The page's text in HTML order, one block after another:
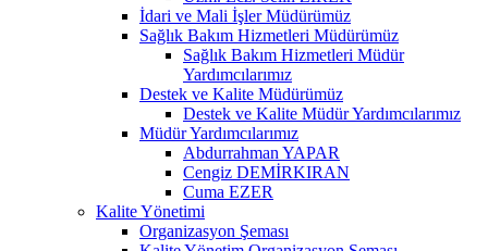
İdari ve Mali İşler Müdürümüz
Sağlık Bakım Hizmetleri Müdürümüz
Sağlık Bakım Hizmetleri Müdür
Yardımcılarımız
Destek ve Kalite Müdürümüz
Destek ve Kalite Müdür Yardımcılarımız
Müdür Yardımcılarımız
Abdurrahman YAPAR
Cengiz DEMİRKIRAN
Cuma EZER
Kalite Yönetimi
Organizasyon Şeması